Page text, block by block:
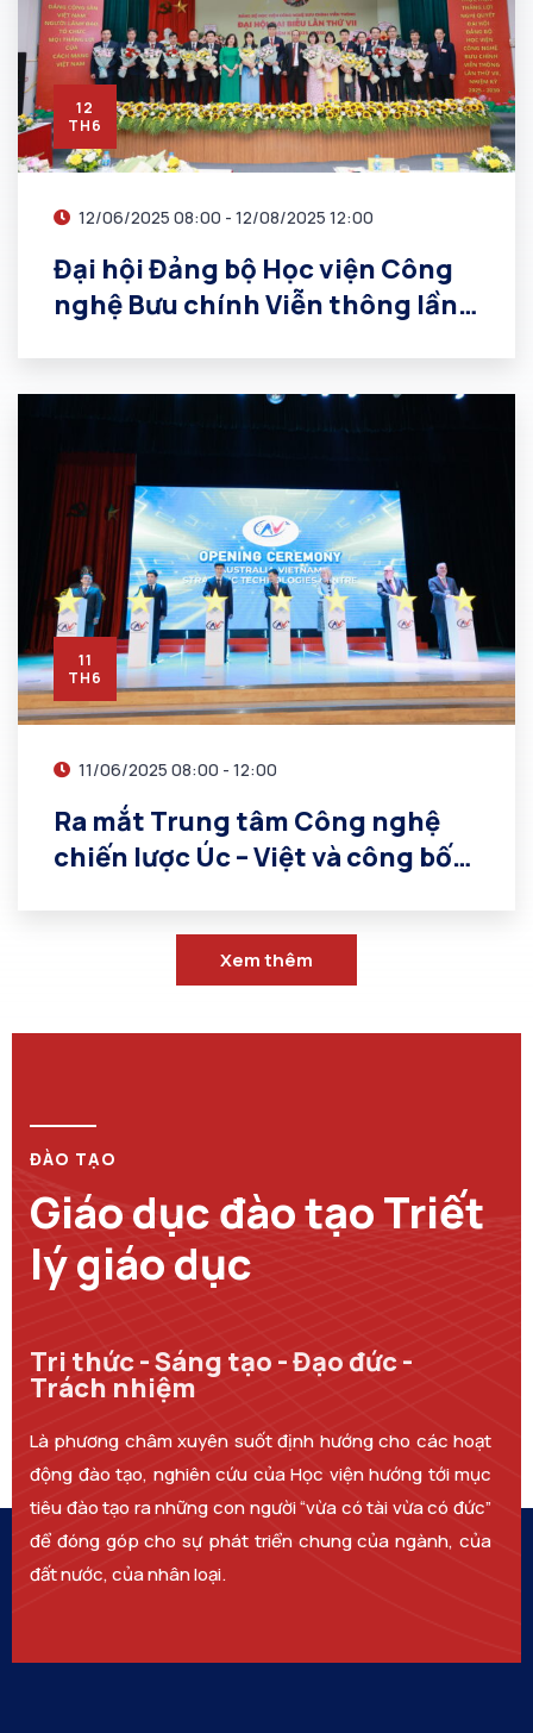
12
TH6
12/06/2025 08:00 - 12/08/2025 12:00
Đại hội Đảng bộ Học viện Công
nghệ Bưu chính Viễn thông lần
11
TH6
11/06/2025 08:00 - 12:00
Ra mắt Trung tâm Công nghệ
chiến lược Úc – Việt và công bố
Xem thêm
ĐÀO TẠO
Giáo dục đào tạo Triết
lý giáo dục
Tri thức - Sáng tạo - Đạo đức -
Trách nhiệm
Là phương châm xuyên suốt định hướng cho các hoạt
động đào tạo, nghiên cứu của Học viện hướng tới mục
tiêu đào tạo ra những con người “vừa có tài vừa có đức”
để đóng góp cho sự phát triển chung của ngành, của
đất nước, của nhân loại.